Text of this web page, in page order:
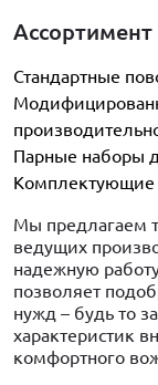
Стандартные
Парные наборы
Комплектующие
Мы предлагаем
ведущих
надежную
позволяет
нужд – будь то
характеристик
комфортного